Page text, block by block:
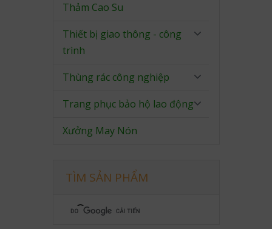
Thảm Cao Su
Thiết bị giao thông - công
trình
Thùng rác công nghiệp
Trang phục bảo hộ lao động
Xưởng May Nón
TÌM SẢN PHẨM